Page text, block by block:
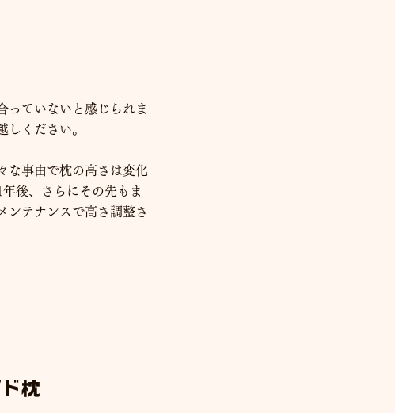
っていないと感じられま
しください。
な事由で枕の高さは変化
後、さらにその先もま
ンテナンスで高さ調整さ
枕